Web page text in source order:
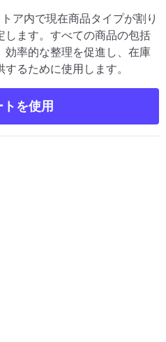
ア内で現在商品タイプが割り
します。すべての商品の包括
効率的な整理を促進し、在庫
るために使用します。
トを使用